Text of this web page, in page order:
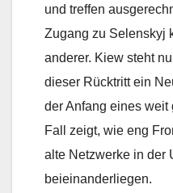
und treffen
Zugang zu Selenskyj
anderer. Kiew steht
dieser Rücktritt ein
der Anfang eines
Fall zeigt, wie eng
alte Netzwerke in der
beieinanderliegen.